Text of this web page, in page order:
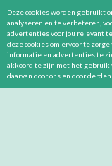
Deze cookies worden gebruikt
analyseren en te verbeteren,
advertenties voor jou relevant
deze cookies om ervoor te
informatie en advertenties te
akkoord te zijn met het gebruik
daarvan door ons en door